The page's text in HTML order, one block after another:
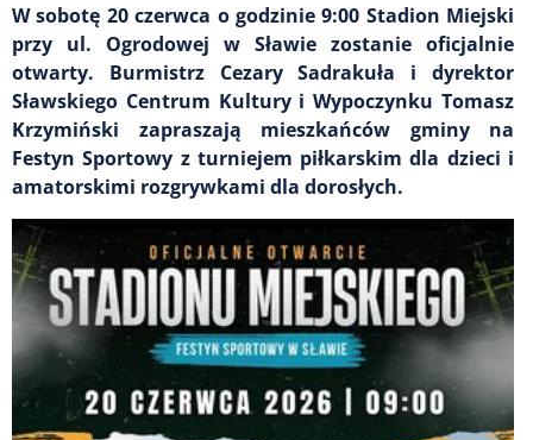
W sobotę 20 czerwca o godzinie 9:00 Stadion Miejski
przy ul. Ogrodowej w Sławie zostanie oficjalnie
otwarty. Burmistrz Cezary Sadrakuła i dyrektor
Sławskiego Centrum Kultury i Wypoczynku Tomasz
Krzymiński zapraszają mieszkańców gminy na
Festyn Sportowy z turniejem piłkarskim dla dzieci i
amatorskimi rozgrywkami dla dorosłych.